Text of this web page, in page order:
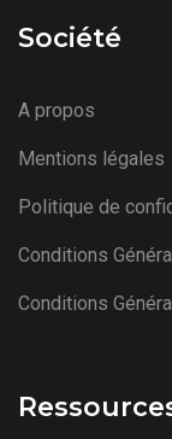
Société
A propos
Mentions légales
Politique de
Conditions
Conditions